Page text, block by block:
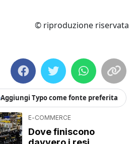
© riproduzione riservata
Aggiungi Typo come fonte preferita
E-COMMERCE
Dove finiscono